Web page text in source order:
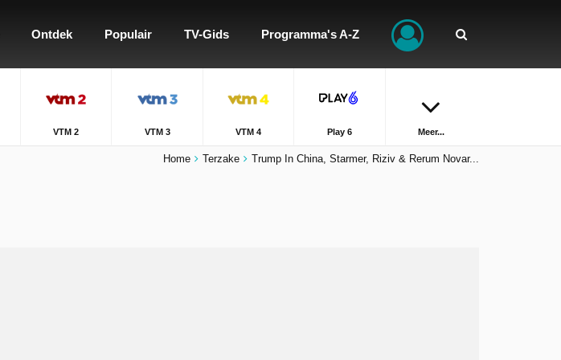
Ontdek Populair TV-Gids Programma's A-Z
VTM 2 VTM 3 VTM 4 Play 6 Meer...
Home Terzake Trump In China, Starmer, Riziv & Rerum Novar...